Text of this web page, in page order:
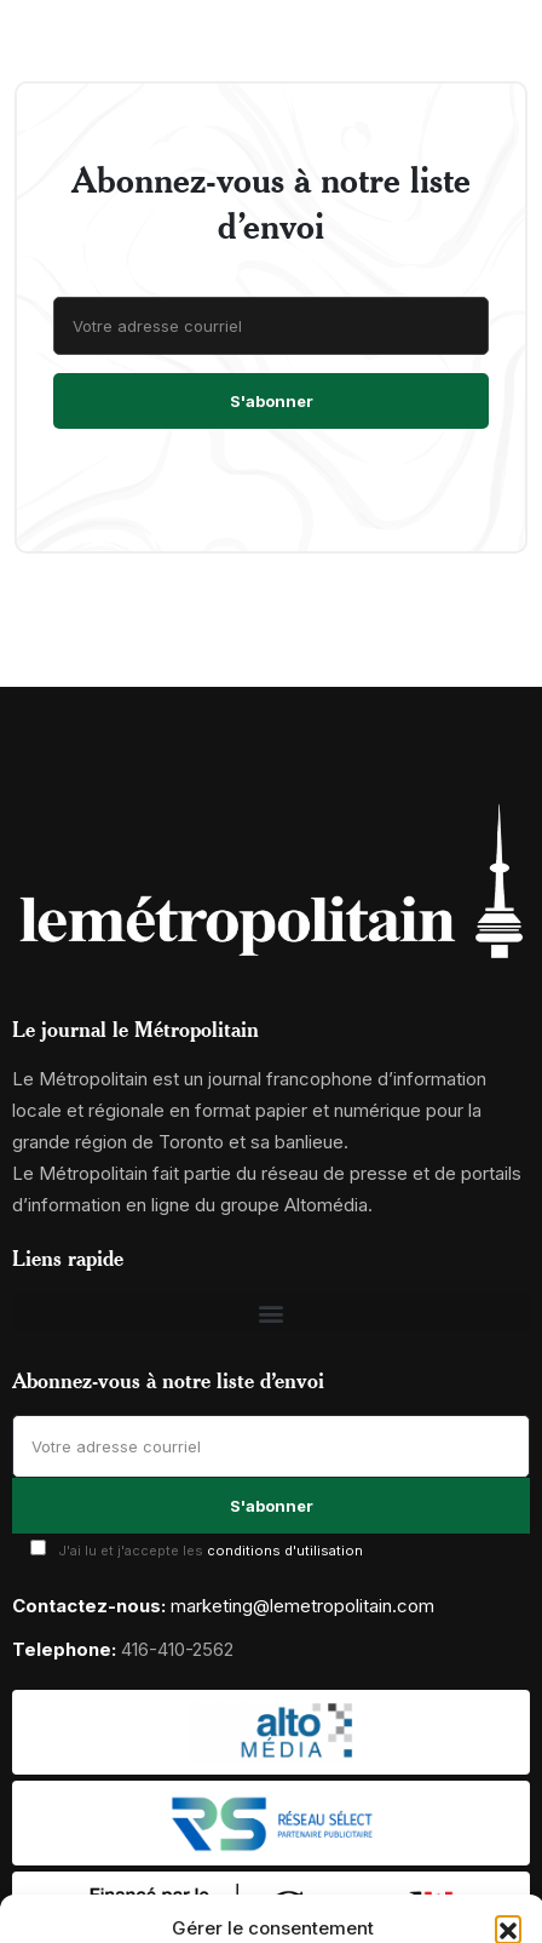
Gérer le consentement
Abonnez-vous à notre liste
d’envoi
Le journal le Métropolitain
Le Métropolitain est un journal francophone d’information
locale et régionale en format papier et numérique pour la
grande région de Toronto et sa banlieue.
Le Métropolitain fait partie du réseau de presse et de portails
d’information en ligne du groupe Altomédia.
Liens rapide
Abonnez-vous à notre liste d’envoi
J'ai lu et j'accepte les conditions d'utilisation
Contactez-nous: marketing@lemetropolitain.com
Telephone: 416-410-2562